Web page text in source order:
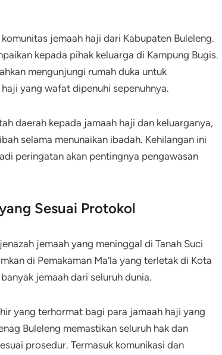
jemaah haji dari Kabupaten Buleleng.
kepada pihak keluarga di Kampung Bugis.
mengunjungi rumah duka untuk
yang wafat dipenuhi sepenuhnya.
daerah kepada jamaah haji dan keluarganya,
selama menunaikan ibadah. Kehilangan ini
peringatan akan pentingnya pengawasan
Sesuai Protokol
jemaah yang meninggal di Tanah Suci
di Pemakaman Ma’la yang terletak di Kota
jemaah dari seluruh dunia.
yang terhormat bagi para jamaah haji yang
Buleleng memastikan seluruh hak dan
prosedur. Termasuk komunikasi dan